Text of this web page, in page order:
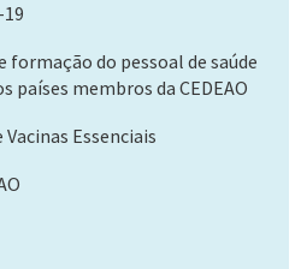
19
do pessoal de saúde
países membros da CEDEAO
Essenciais